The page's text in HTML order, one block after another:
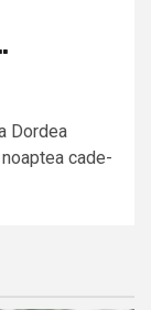
Dordea
cade-